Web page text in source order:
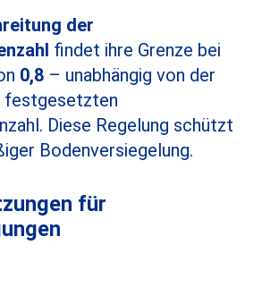
der
findet ihre Grenze bei
0,8 – unabhängig von der
festgesetzten
Diese Regelung schützt
Bodenversiegelung.
für